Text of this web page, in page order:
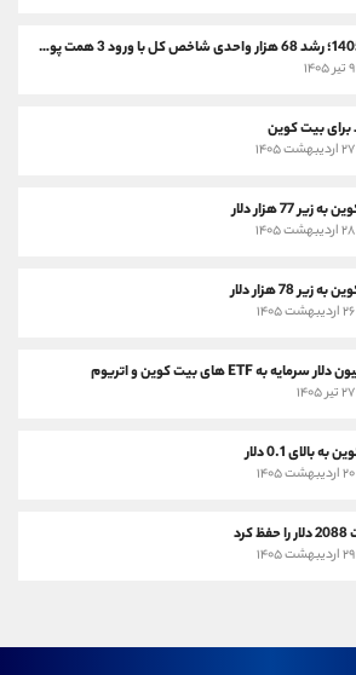
بورس 9 تیر 1405؛ رشد 68 هزار واحدی شاخص کل با ورود 3 همت پول حقیقی
بیت کوین
77 هزار دلار
78 هزار دلار
بالای 0.1 دلار